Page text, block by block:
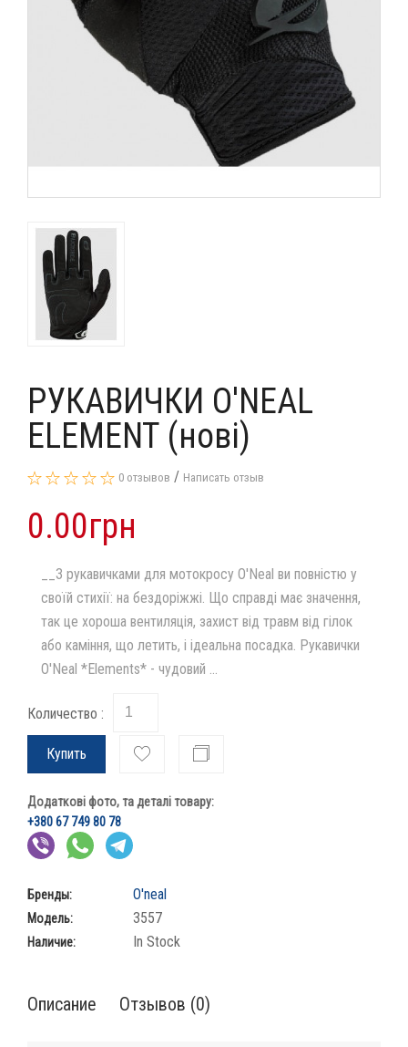
РУКАВИЧКИ O'NEAL
ELEMENT (нові)
0 отзывов / Написать отзыв
0.00грн
__З рукавичками для мотокросу O'Neal ви повністю у
своїй стихії: на бездоріжжі. Що справді має значення,
так це хороша вентиляція, захист від травм від гілок
або каміння, що летить, і ідеальна посадка. Рукавички
O'Neal *Elements* - чудовий ...
Количество :
Купить
Додаткові фото, та деталі товару:
+380 67 749 80 78
Бренды: O'neal
Модель: 3557
Наличие: In Stock
Описание Отзывов (0)